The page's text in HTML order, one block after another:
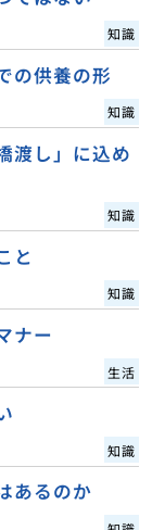
知識
の供養の形
知識
渡し」に込め
知識
と
知識
ナー
生活
知識
あるのか